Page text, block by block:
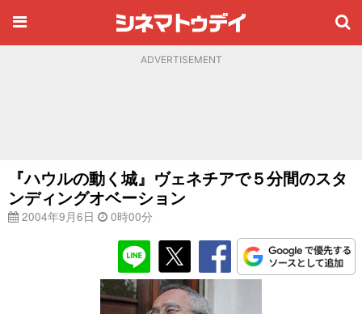
ADVERTISEMENT
『ハウルの動く城』ヴェネチアで５分間のスタ
ンディングオベーション
2004年9月6日 0時00分